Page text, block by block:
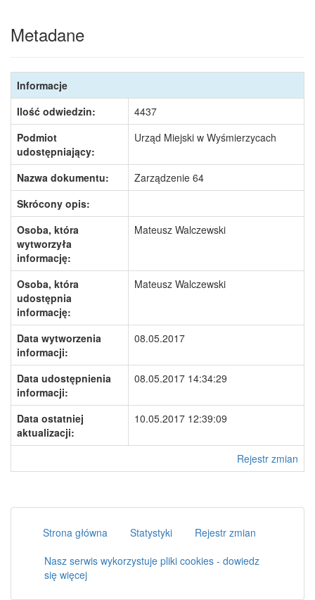
Metadane
Informacje
Ilość odwiedzin:
4437
Podmiot
udostępniający:
Urząd Miejski w Wyśmierzycach
Nazwa dokumentu:
Zarządzenie 64
Skrócony opis:
Osoba, która
wytworzyła
informację:
Mateusz Walczewski
Osoba, która
udostępnia
informację:
Mateusz Walczewski
Data wytworzenia
informacji:
08.05.2017
Data udostępnienia
informacji:
08.05.2017 14:34:29
Data ostatniej
aktualizacji:
10.05.2017 12:39:09
Rejestr zmian
Strona główna Statystyki
Rejestr zmian
Nasz serwis wykorzystuje pliki cookies - dowiedz
się więcej